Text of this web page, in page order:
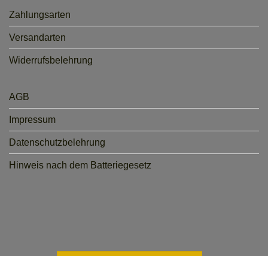
Zahlungsarten
Versandarten
Widerrufsbelehrung
AGB
Impressum
Datenschutzbelehrung
Hinweis nach dem Batteriegesetz